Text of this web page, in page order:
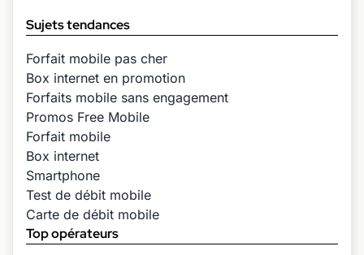
Sujets tendances
Forfait mobile pas cher
Box internet en promotion
Forfaits mobile sans engagement
Promos Free Mobile
Forfait mobile
Box internet
Smartphone
Test de débit mobile
Carte de débit mobile
Top opérateurs